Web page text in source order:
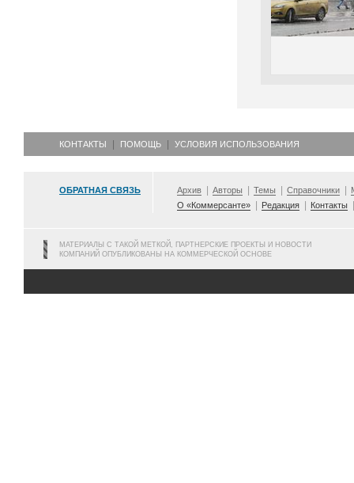
КОНТАКТЫ ПОМОЩЬ УСЛОВИЯ ИСПОЛЬЗОВАНИЯ
ОБРАТНАЯ СВЯЗЬ Архив Авторы Темы Справочники
О «Коммерсанте»
Редакция Контакты
МАТЕРИАЛЫ С ТАКОЙ МЕТКОЙ, ПАРТНЕРСКИЕ ПРОЕКТЫ И НОВОСТИ
КОМПАНИЙ ОПУБЛИКОВАНЫ НА КОММЕРЧЕСКОЙ ОСНОВЕ